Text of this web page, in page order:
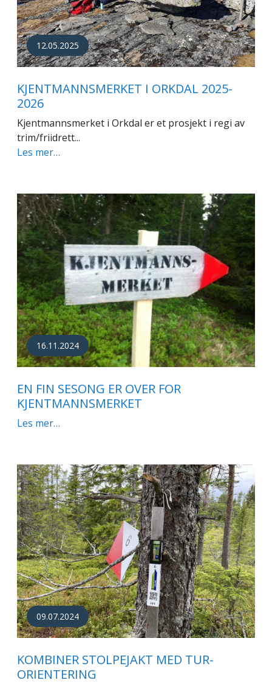
12.05.2025
KJENTMANNSMERKET I ORKDAL 2025-
2026
Kjentmannsmerket i Orkdal er et prosjekt i regi av
trim/friidrett...
Les mer…
16.11.2024
EN FIN SESONG ER OVER FOR
KJENTMANNSMERKET
Les mer…
09.07.2024
KOMBINER STOLPEJAKT MED TUR-
ORIENTERING